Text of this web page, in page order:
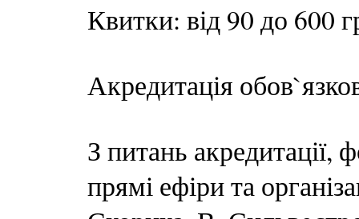
Квитки: від 90 до 600
Акредитація
З питань акредитації,
прямі ефіри та